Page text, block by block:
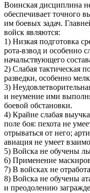
Воинская дисциплина
обеспечивает точного
им боевых задач.
войск являются:
1) Низкая подготовка
рота-взвод и особенно
начальствующего
2) Слабая тактическая
разведки, особенно
3)
и неумение ими
боевой обстановки.
4) Крайне слабая
поле боя: пехота не
отры­ваться от него;
авиация не умеет
5) Войска не обучены
6) Применение
7) В войсках не
8) Войска не обучены
и преодолению